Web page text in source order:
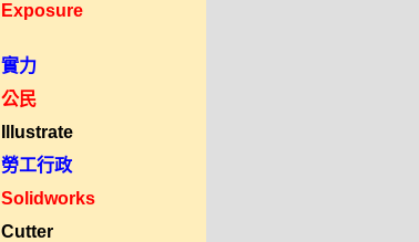
Exposure
實力
公民
Illustrate
勞工行政
Solidworks
Cutter